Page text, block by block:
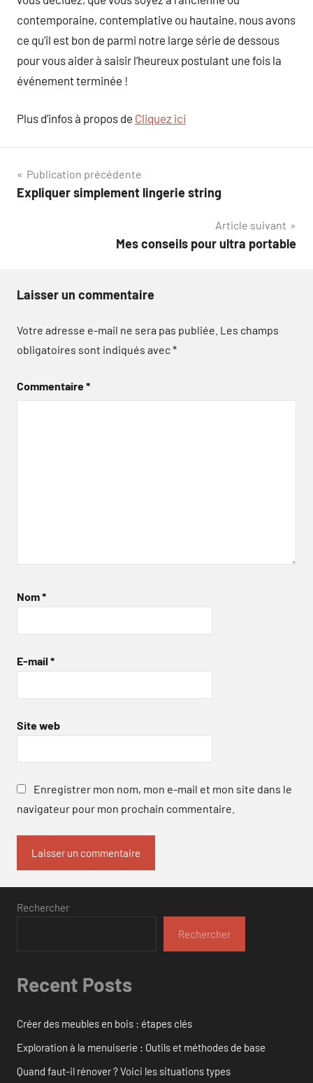
contemporaine, contemplative ou hautaine, nous avons
ce qu’il est bon de parmi notre large série de dessous
pour vous aider à saisir l’heureux postulant une fois la
événement terminée !
Plus d’infos à propos de Cliquez ici
Navigation
de
Publication précédente
Expliquer simplement lingerie string
Article suivant
Mes conseils pour ultra portable
Laisser un commentaire
Votre adresse e-mail ne sera pas publiée. Les champs
obligatoires sont indiqués avec*
Commentaire*
Nom*
E-mail *
Site web
Enregistrer mon nom, mon e-mail et mon site dans le
navigateur pour mon prochain commentaire.
Rechercher
Rechercher
Recent Posts
Créer des meubles en bois : étapes clés
Exploration à la menuiserie : Outils et méthodes de base
Quand faut-il rénover ? Voici les situations types